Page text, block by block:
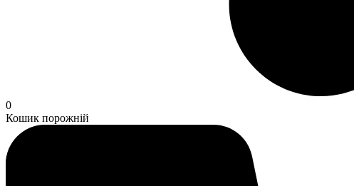
0
Кошик порожній